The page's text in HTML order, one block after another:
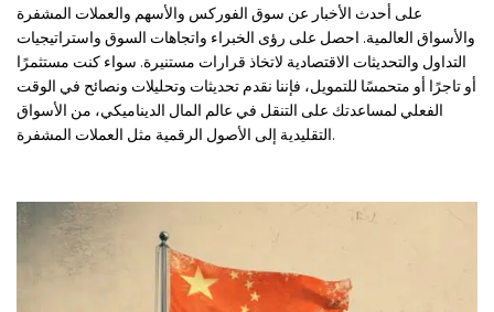
على أحدث الأخبار عن سوق الفوركس والأسهم والعملات المشفرة
والأسواق العالمية. احصل على رؤى الخبراء واتجاهات السوق واستراتيجيات
التداول والتحديثات الاقتصادية لاتخاذ قرارات مستنيرة. سواء كنت مستثمرًا
أو تاجرًا أو متحمسًا للتمويل، فإننا نقدم تحديثات وتحليلات ونصائح في الوقت
الفعلي لمساعدتك على التنقل في عالم المال الديناميكي، من الأسواق
التقليدية إلى الأصول الرقمية مثل العملات المشفرة.